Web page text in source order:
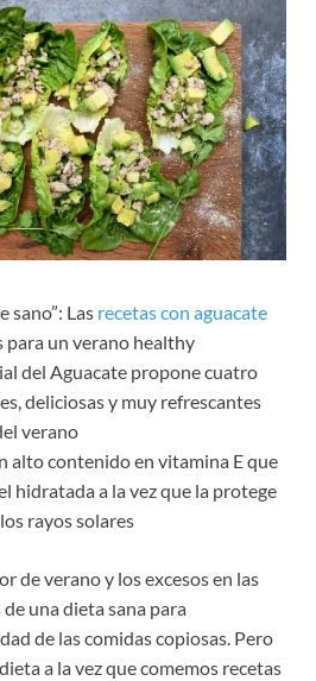
sano”: Las recetas con aguacate
para un verano healthy
del Aguacate propone cuatro
deliciosas y muy refrescantes
verano
alto contenido en vitamina E que
hidratada a la vez que la protege
rayos solares
de verano y los excesos en las
una dieta sana para
de las comidas copiosas. Pero
a la vez que comemos recetas